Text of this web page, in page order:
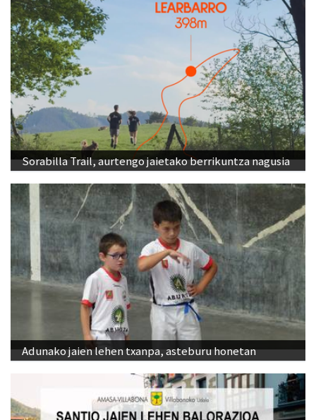
Sorabilla Trail, aurtengo jaietako berrikuntza nagusia
Adunako jaien lehen txanpa, asteburu honetan